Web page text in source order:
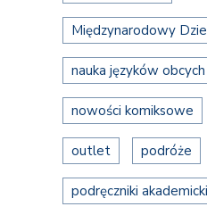
Międzynarodowy
nauka języków obcych
nowości komiksowe
outlet podróże
podręczniki